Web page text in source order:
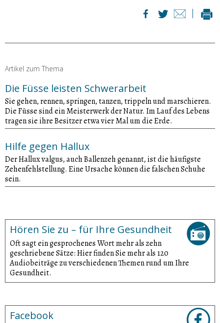
Artikel zum Thema
Die Füsse leisten Schwerarbeit
Sie gehen, rennen, springen, tanzen, trippeln und marschieren.
Die Füsse sind ein Meisterwerk der Natur. Im Lauf des Lebens
tragen sie ihre Besitzer etwa vier Mal um die Erde.
Hilfe gegen Hallux
Der Hallux valgus, auch Ballenzeh genannt, ist die häufigste
Zehenfehlstellung. Eine Ursache können die falschen Schuhe
sein.
Hören Sie zu – für Ihre Gesundheit
Oft sagt ein gesprochenes Wort mehr als zehn
geschriebene Sätze: Hier finden Sie mehr als 120
Audiobeiträge zu verschiedenen Themen rund um Ihre
Gesundheit.
Facebook